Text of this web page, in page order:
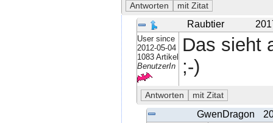
Raubtier
User since
2012-05-04
1083 Artikel
BenutzerIn
Das sieht
;-)
GwenDragon